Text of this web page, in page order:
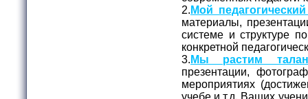
2. Мой
материалы,
системе и структуре
конкретной
3. Мы растим
презентации,
мероприятиях
учебе и т.д. Ваших